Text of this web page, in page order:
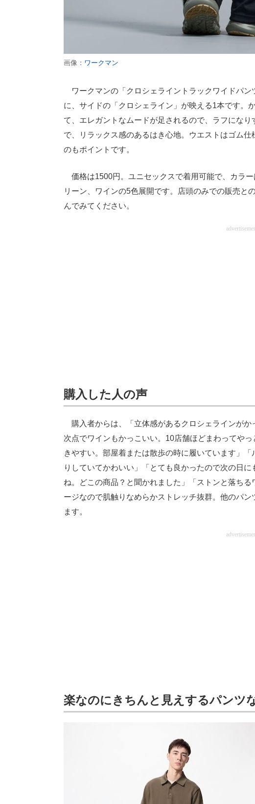
画像： ワークマン
ワークマンの「クロシェライントラックワイドパン
に、サイドの「クロシェライン」が映える1本です。
て、エレガントなムードが足されるので、ラフにな
で、リラックス感のあるはき心地。ウエストはゴム
のもポイントです。
価格は1500円。ユニセックスで着用可能で、カラ
リーン、ワインの5色展開です。店頭のみでの販売と
んでみてください。
購入した人の声
購入者からは、「立体感があるクロシェラインがか
次点でワインもかっこいい。10店舗ほどまわってや
きやすい。部屋着または散歩の時に履いています」
りしていてかわいい」「とても良かったので次の日
ね。どこの商品？と聞かれました」「ストンと落ち
ージなので肌触りなめらかストレッチ抜群。他のパ
ます。
楽なのにきちんと見えするパンツ